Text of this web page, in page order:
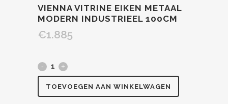
VIENNA VITRINE EIKEN METAAL
MODERN INDUSTRIEEL 100CM
€1.885
TOEVOEGEN AAN WINKELWAGEN